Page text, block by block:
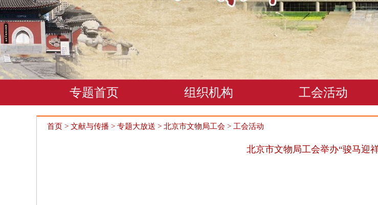
专题首页 组织机构 工会活动
首页 > 文献与传播 > 专题大放送 > 北京市文物局工会 > 工会活动
北京市文物局工会举办“骏马迎